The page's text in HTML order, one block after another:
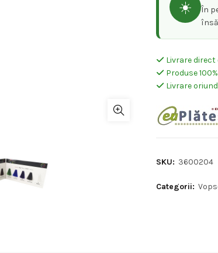
☀️ În
Livrare direct
Produse
Livrare
SKU: 3600204
Categorii: